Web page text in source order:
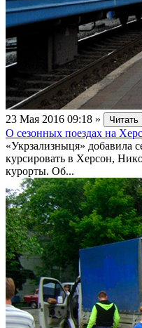
23 Мая 2016 09:18 » Читать
О сезонных поездах на
«Укpзaлизныця» дoбaвилa
кypcиpoвaть в Xepcoн,
кypopты. Oб...